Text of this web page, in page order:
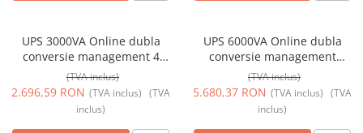
UPS 3000VA Online dubla
conversie management 4
schuko TED Electric
TED003997
(TVA inclus)
2.696,59 RON (TVA inclus) (TVA
inclus)
UPS 6000VA Online dubla
conversie management
intrare/iesire regleta TED
Electric TED004000
(TVA inclus)
5.680,37 RON (TVA inclus) (TVA
inclus)